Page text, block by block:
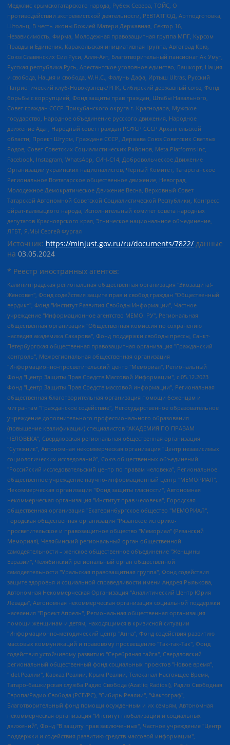
Меджлис крымскотатарского народа, Рубеж Севера, ТОЙС, О
противодействии экстремистской деятельности, РЕВТАТПОД, Артподготовка,
Штольц, В честь иконы Божией Матери Державная, Сектор 16,
Независимость, Фирма, Молодежная правозащитная группа МПГ, Курсом
Правды и Единения, Каракольская инициативная группа, Автоград Крю,
Союз Славянских Сил Руси, Алля-Аят, Благотворительный пансионат Ак Умут,
Русская республика Русь, Арестантское уголовное единство, Башкорт, Нация
и свобода, Нация и свобода, W.H.С., Фалунь Дафа, Иртыш Ultras, Русский
Патриотический клуб-Новокузнецк/РПК, Сибирский державный союз, Фонд
борьбы с коррупцией, Фонд защиты прав граждан, Штабы Навального,
Совет граждан СССР Прикубанского округа г. Краснодара, Мужское
государство, Народное объединение русского движения, Народное
движение Адат, Народный совет граждан РСФСР СССР Архангельской
области, Проект Штурм, Граждане СССР, Держава Союз Советских Светлых
Родов, Совет Советских Социалистических Районов, Meta Platforms Inc,
Facebook, Instagram, WhatsApp, СИЧ-С14, Добровольческое Движение
Организации украинских националистов, Черный Комитет, Татарстанское
Региональное Всетатарское общественное движение, Невоград,
Молодежное Демократическое Движение Весна, Верховный Совет
Татарской Автономной Советской Социалистической Республики, Конгресс
ойрат-калмыцкого народа, Исполнительный комитет совета народных
депутатов Красноярского края, Этническое национальное объединение,
ЛГБТ, Я.МЫ Сергей Фургал
Источник: https://minjust.gov.ru/ru/documents/7822/ данные
на 03.05.2024
* Реестр иностранных агентов:
Калининградская региональная общественная организация "Экозащита!-Женсовет", Фонд содействия защите прав и свобод граждан "Общественный вердикт", Фонд "Институт Развития Свободы Информации", Частное учреждение "Информационное агентство МЕМО. РУ", Региональная общественная организация "Общественная комиссия по сохранению наследия академика Сахарова", Фонд поддержки свободы прессы, Санкт-Петербургская общественная правозащитная организация "Гражданский контроль", Межрегиональная общественная организация "Информационно-просветительский центр "Мемориал", Региональный Фонд "Центр Защиты Прав Средств Массовой Информации", с 05.12.2023 Фонд "Центр Защиты Прав Средств массовой информации", Региональная общественная благотворительная организация помощи беженцам и мигрантам "Гражданское содействие", Негосударственное образовательное учреждение дополнительного профессионального образования (повышение квалификации) специалистов "АКАДЕМИЯ ПО ПРАВАМ ЧЕЛОВЕКА", Свердловская региональная общественная организация "Сутяжник", Автономная некоммерческая организация "Центр независимых социологических исследований", Союз общественных объединений "Российский исследовательский центр по правам человека", Региональное общественное учреждение научно-информационный центр "МЕМОРИАЛ", Некоммерческая организация "Фонд защиты гласности", Автономная некоммерческая организация "Институт прав человека", Городская общественная организация "Екатеринбургское общество "МЕМОРИАЛ", Городская общественная организация "Рязанское историко-просветительское и правозащитное общество "Мемориал" (Рязанский Мемориал), Челябинский региональный орган общественной самодеятельности – женское общественное объединение "Женщины Евразии", Челябинский региональный орган общественной самодеятельности "Уральская правозащитная группа", Фонд содействия защите здоровья и социальной справедливости имени Андрея Рылькова, Автономная Некоммерческая Организация "Аналитический Центр Юрия Левады", Автономная некоммерческая организация социальной поддержки населения "Проект Апрель", Региональная общественная организация помощи женщинам и детям, находящимся в кризисной ситуации "Информационно-методический центр "Анна", Фонд содействия развитию массовых коммуникаций и правовому просвещению "Так-так-Так", Фонд содействия устойчивому развитию "Серебряная тайга", Свердловский региональный общественный фонд социальных проектов "Новое время", "Idel.Реалии", Кавказ.Реалии, Крым.Реалии, Телеканал Настоящее Время, Татаро-башкирская служба Радио Свобода (Azatliq Radiosi), Радио Свободная Европа/Радио Свобода (PCE/PC), "Сибирь.Реалии", "Фактограф", Благотворительный фонд помощи осужденным и их семьям, Автономная некоммерческая организация "Институт глобализации и социальных движений", Фонд "В защиту прав заключенных", Частное учреждение "Центр поддержки и содействия развитию средств массовой информации", Пензенский региональный общественный благотворительный фонд "Гражданский союз", "Север.Реалии", Некоммерческая организация Фонд "Правовая инициатива", Общество с ограниченной ответственностью "Радио Свободная Европа/Радио Свобода", Чешское информационное агентство "MEDIUM-ORIENT", Красноярская региональная общественная организация "Мы против СПИДа", Камалягин Денис Николаевич, Маркелов Сергей Евгеньевич, Пономарев Лев Александрович, Савицкая Людмила Алексеевна, Автономная некоммерческая организация "Центр по работе с проблемой насилия "НАСИЛИЮ.НЕТ", Межрегиональный профессиональный союз работников здравоохранения "Альянс врачей", Юридическое лицо, зарегистрированное в Латвийской Республике, SIA "Medusa Project" (регистрационный номер 40103797863, дата регистрации 10.06.2014), Некоммерческая организация "Фонд по борьбе с коррупцией", Автономная некоммерческая организация "Институт права и публичной политики", Баданин Роман Сергеевич, Гликин Максим Александрович, Железнова Мария Михайловна, Лукьянова Юлия Сергеевна, Маетная Елизавета Витальевна, Маняхин Петр Борисович, Чуракова Ольга Владимировна, Ярош Юлия Петровна, Юридическое лицо "The Insider SIA", зарегистрированное в Риге, Латвийская Республика (дата регистрации 26.06.2015), являющееся администратором доменного имени интернет-издания "The Insider SIA", https://theins.ru, Постернак Алексей Евгеньевич, Рубин Михаил Аркадьевич, Анин Роман Александрович, Юридическое лицо Istories fonds, зарегистрированное в Латвийской Республике (регистрационный номер 50008295751, дата регистрации 24.02.2020), Великовский Дмитрий Александрович, Долинина Ирина Николаевна, Мароховская Алеся Алексеевна, Шлейнов Роман Юрьевич, Шмагун Олеся Валентиновна, Общество с ограниченной ответственностью "Альтаир 2021", Общество с ограниченной ответственностью "Вега 2021", Общество с ограниченной ответственностью "Главный редактор 2021", Общество с ограниченной ответственностью "Ромашки монолит", Важенков Артем Валерьевич, Ивановская областная общественная организация "Центр гендерных исследований", Гурман Юрий Альбертович, Медиапроект "ОВД-Инфо", Егоров Владимир Владимирович, Жилинский Владимир Александрович, Общество с ограниченной ответственностью "ЗП", Иванова София Юрьевна, Карезина Инна Павловна, Кильтау Екатерина Викторовна, Петров Алексей Викторович, Пискунов Сергей Евгеньевич, Смирнов Сергей Сергеевич, Тихонов Михаил Сергеевич, Общество с ограниченной ответственностью "ЖУРНАЛИСТ-ИНОСТРАННЫЙ АГЕНТ", Арапова Галина Юрьевна, Вольтская Татьяна Анатольевна, Американская компания "Mason G.E.S. Anonymous Foundation" (США), являющаяся владельцем интернет-издания https://mnews.world/, Компания "Stichting Bellingcat", зарегистрированная в Нидерландах (дата регистрации 11.07.2018), Захаров Андрей Вячеславович, Клепиковская Екатерина Дмитриевна, Общество с ограниченной ответственностью "МЕМО", Перл Роман Александрович, Симонов Евгений Алексеевич, Соловьева Елена Анатольевна, Сотников Даниил Владимирович, Сурначева Елизавета Дмитриевна, Автономная некоммерческая организация по защите прав человека и информированию населения "Якутия – Наше Мнение", Общество с ограниченной ответственностью "Москоу диджитал медиа", с 26.01.2023 Общество с ограниченной ответственностью "Чайка Белые сады", Ветошкина Валерия Валерьевна, Заговора Максим Александрович, Межрегиональное общественное движение "Российская ЛГБТ - сеть", Оленичев Максим Владимирович, Павлов Иван Юрьевич, Скворцова Елена Сергеевна, Общество с ограниченной ответственностью "Как бы инагент", Кочетков Игорь Викторович, Общество с ограниченной ответственностью "Честные выборы", Еланчик Олег Александрович, Общество с ограниченной ответственностью "Нобелевский призыв", Гималова Регина Эмилевна, Григорьев Андрей Валерьевич, Григорьева Алина Александровна, Ассоциация по содействию защите прав призывников, альтернативнослужащих и военнослужащих "Правозащитная группа "Гражданин.Армия.Право", Хисамова Регина Фаритовна, Автономная некоммерческая организация по реализации социально-правовых программ "Лилит", Дальневосточное общественное движение "Маяк", Санкт-Петербургская ЛГБТ-инициативная группа "Выход", Инициативная группа ЛГБТ+ "Реверс", Алексеев Андрей Викторович, Бекбулатова Таисия Львовна, Беляев Иван Михайлович, Владыкина Елена Сергеевна, Гельман Марат Александрович, Никульшина Вероника Юрьевна, Толоконникова Надежда Андреевна, Шендерович Виктор Анатольевич, Общество с ограниченной ответственностью "Данное сообщение", Общество с ограниченной ответственностью Издательский дом "Новая глава", Айнбиндер Александра Александровна, Московский комьюнити-центр для ЛГБТ+инициатив, Благотворительный фонд развития филантропии, Deutsche Welle (Германия, Kurt-Schumacher-Strasse 3, 53113 Bonn), Борзунова Мария Михайловна, Воробьев Виктор Викторович, Голубева Анна Львовна, Константинова Алла Михайловна, Малкова Ирина Владимировна, Мурадов Мурад Абдулгалимович, Осетинская Елизавета Николаевна, Понасенков Евгений Николаевич, Ганапольский Матвей Юрьевич, Киселев Евгений Алексеевич, Борухович Ирина Григорьевна, Дремин Иван Тимофеевич, Дубровский Дмитрий Викторович, Красноярская региональная общественная организация поддержки и развития альтернативных образовательных технологий и межкультурных коммуникаций "ИНТЕРРА", Маяковская Екатерина Алексеевна, Фейгин Марк Захарович, Филимонов Андрей Викторович, Дзугкоева Регина Николаевна, Доброхотов Роман Александрович, Дудь Юрий Александрович, Елкин Сергей Владимирович, Кругликов Кирилл Игоревич, Сабунаева Мария Леонидовна, Семенов Алексей Владимирович, Шаинян Карен Багратович, Шульман Екатерина Михайловна, Асафьев Артур Валерьевич, Вахштайн Виктор Семенович, Венедиктов Алексей Алексеевич, Лушникова Екатерина Евгеньевна, Волков Леонид Михайлович, Невзоров Александр Глебович, Пархоменко Сергей Борисович, Сироткин Ярослав Николаевич, Кара-Мурза Владимир Владимирович, Баранова Наталья Владимировна, Гозман Леонид Яковлевич, Кагарлицкий Борис Юльевич, Климарев Михаил Валерьевич, Милов Владимир Станиславович, Автономная некоммерческая организация Краснодарский центр современного искусства "Типография", Моргенштерн Алишер Тагирович, Соболь Любовь Эдуардовна, Общество с ограниченной ответственностью "ЛИЗА НОРМ", Каспаров Гарри Кимович, Ходорковский Михаил Борисович, Общество с ограниченной ответственностью "Апрельские тезисы", Данилович Ирина Брониславовна, Кашин Олег Владимирович, Петров Николай Владимирович, Пивоваров Алексей Владимирович, Соколов Михаил Владимирович, Цветкова Юлия Владимировна, Чичваркин Евгений Александрович, Комитет против пыток/Команда против пыток, Общество с ограниченной ответственностью "Первый научный", Общество с ограниченной ответственностью "Вертолет и ко", Белоцерковская Вероника Борисовна, Кац Максим Евгеньевич, Лазарева Татьяна Юрьевна, Шаведдинов Руслан Табризович, Яшин Илья Валерьевич, Общество с ограниченной ответственностью "Иноагент ААВ", Алешковский Дмитрий Петрович, Альбац Евгения Марковна, Быков Дмитрий Львович, Галямина Юлия Евгеньевна, Лойко Сергей Леонидович, Мартынов Кирилл Константинович, Медведев Сергей Александрович, Крашенинников Федор Геннадиевич, Гордеева Катерина Вл